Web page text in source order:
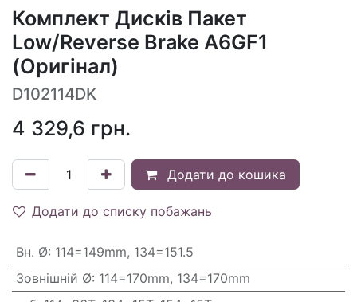
Комплект Дисків Пакет
Low/Reverse Brake A6GF1
(Оригінал)
D102114DK
4 329,6 грн.
Додати до кошика
Додати до списку побажань
Вн. Ø: 114=149mm, 134=151.5
Зовнішній Ø: 114=170mm, 134=170mm